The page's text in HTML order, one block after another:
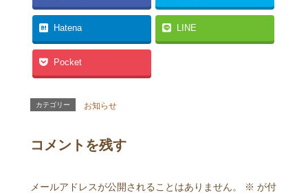
Hatena LINE
Pocket
カテゴリー お知らせ
コメントを残す
メールアドレスが公開されることはありません。 ※ が付